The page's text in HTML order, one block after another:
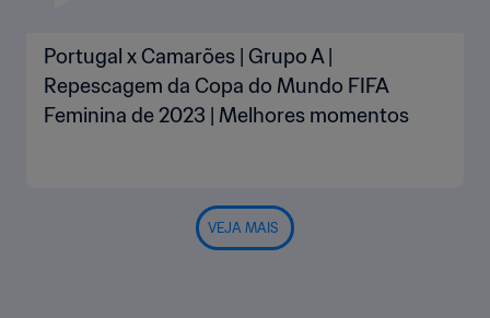
Portugal x Camarões | Grupo A |
Repescagem da Copa do Mundo FIFA
Feminina de 2023 | Melhores momentos
VEJA MAIS